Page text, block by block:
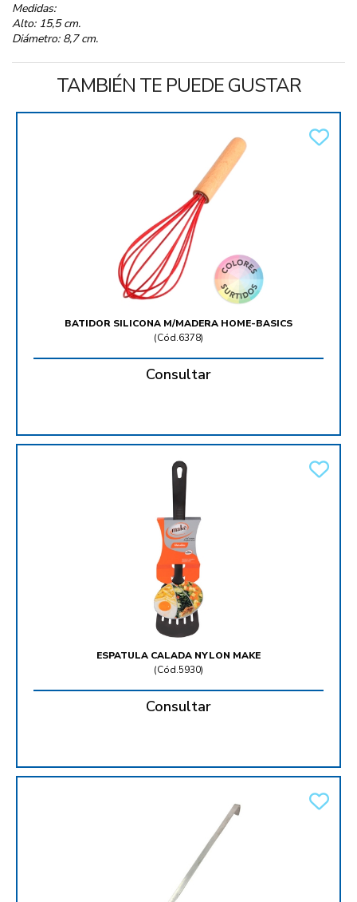
Medidas:
Alto: 15,5 cm.
Diámetro: 8,7 cm.
TAMBIÉN TE PUEDE GUSTAR
BATIDOR SILICONA M/MADERA HOME-BASICS
(Cód.6378)
Consultar
ESPATULA CALADA NYLON MAKE
(Cód.5930)
Consultar